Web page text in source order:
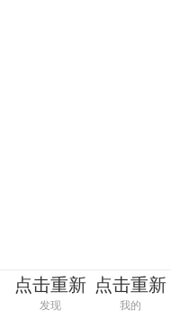
点击重新
加载
发现
点击重新
加载
我的